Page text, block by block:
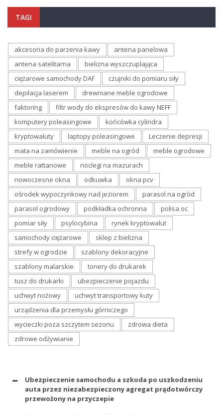
TAGI
akcesoria do parzenia kawy
antena panelowa
antena satelitarna
bielizna wyszczuplająca
ciężarowe samochody DAF
czujniki do pomiaru siły
depilacja laserem
drewniane meble ogrodowe
faktoring
filtr wody do ekspresów do kawy NEFF
komputery poleasingowe
końcówka cylindra
kryptowaluty
laptopy poleasingowe
Leczenie depresji
mata na zamówienie
meble na ogród
meble ogrodowe
meble rattanowe
noclegi na mazurach
nowoczesne okna
odkuwka
okna pcv
ośrodek wypoczynkowy nad jeziorem
parasol na ogród
parasol ogrodowy
podkładka ochronna
polisa oc
pomiar siły
psylocybina
rynek kryptowalut
samochody ciężarowe
sklep z bielizna
strefy w ogrodzie
szablony dekoracyjne
szablony malarskie
tonery do drukarek
tusz do drukarki
ubezpieczenie pojazdu
uchwyt nożowy
uchwyt transportowy kuty
urządzenia dla przemysłu górniczego
wycieczki poza szczytem sezonu
zdrowa dieta
zdrowe odżywianie
Ubezpieczenie samochodu a szkoda po uszkodzeniu
auta przez niezabezpieczony agregat prądotwórczy
przewożony na przyczepie